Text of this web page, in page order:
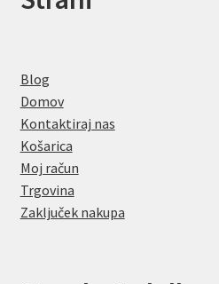
Blog
Domov
Kontaktiraj nas
Košarica
Moj račun
Trgovina
Zaključek nakupa